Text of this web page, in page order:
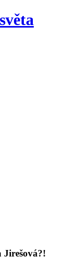
Jirešová?!